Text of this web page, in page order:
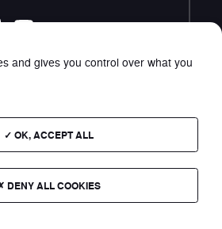
Plan du site
site s'entendent TTC public
conseillés.
and gives you control over what you
OK, ACCEPT ALL
DENY ALL COOKIES